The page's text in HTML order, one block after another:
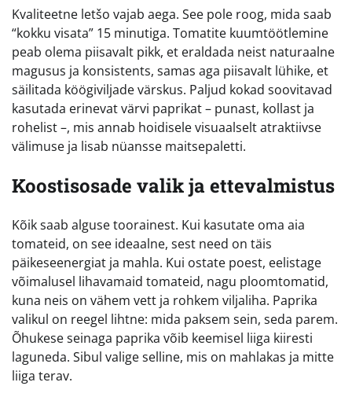
Kvaliteetne letšo vajab aega. See pole roog, mida saab
“kokku visata” 15 minutiga. Tomatite kuumtöötlemine
peab olema piisavalt pikk, et eraldada neist naturaalne
magusus ja konsistents, samas aga piisavalt lühike, et
säilitada köögiviljade värskus. Paljud kokad soovitavad
kasutada erinevat värvi paprikat – punast, kollast ja
rohelist –, mis annab hoidisele visuaalselt atraktiivse
välimuse ja lisab nüansse maitsepaletti.
Koostisosade valik ja ettevalmistus
Kõik saab alguse toorainest. Kui kasutate oma aia
tomateid, on see ideaalne, sest need on täis
päikeseenergiat ja mahla. Kui ostate poest, eelistage
võimalusel lihavamaid tomateid, nagu ploomtomatid,
kuna neis on vähem vett ja rohkem viljaliha. Paprika
valikul on reegel lihtne: mida paksem sein, seda parem.
Õhukese seinaga paprika võib keemisel liiga kiiresti
laguneda. Sibul valige selline, mis on mahlakas ja mitte
liiga terav.